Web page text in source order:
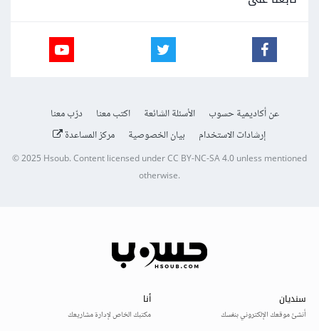
عن أكاديمية حسوب الأسئلة الشائعة اكتب معنا
درّب معنا
إرشادات الاستخدام
بيان الخصوصية مركز المساعدة
© 2025Hsoub.Content licensed underCC BY-NC-SA 4.0unless mentioned
otherwise.